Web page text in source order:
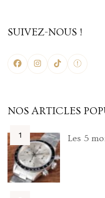
SUIVEZ-NOUS !
NOS ARTICLES
Les 5